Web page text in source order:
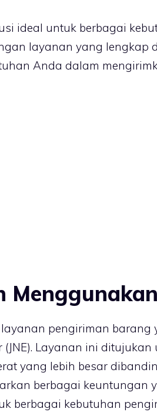
ideal untuk berbagai
layanan yang lengkap
Anda dalam
layanan pengiriman
(JNE). Layanan ini
yang lebih besar
berbagai
berbagai kebutuhan